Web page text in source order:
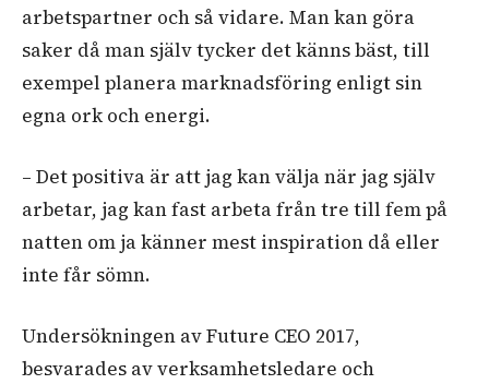
arbetspartner och så vidare. Man kan göra
saker då man själv tycker det känns bäst, till
exempel planera marknadsföring enligt sin
egna ork och energi.
– Det positiva är att jag kan välja när jag själv
arbetar, jag kan fast arbeta från tre till fem på
natten om ja känner mest inspiration då eller
inte får sömn.
Undersökningen av Future CEO 2017,
besvarades av verksamhetsledare och